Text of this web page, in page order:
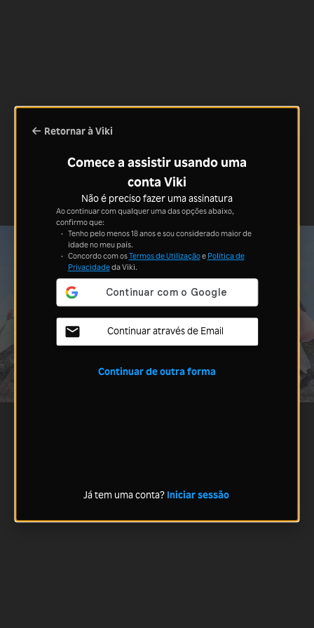
Retornar à Viki
Comece a assistir usando uma
conta Viki
Não é preciso fazer uma assinatura
Ao continuar com qualquer uma das opções abaixo,
confirmo que:
Tenho pelo menos 18 anos e sou considerado maior de
idade no meu país.
Concordo com osTermos de Utilizaçãoe Política de
Privacidadeda Viki.
Continuar através de Email
Continuar de outra forma
Já tem uma conta? Iniciar sessão